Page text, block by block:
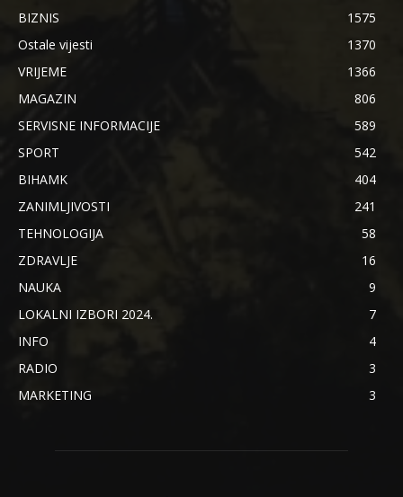
BIZNIS
1575
Ostale vijesti
1370
VRIJEME
1366
MAGAZIN
806
SERVISNE INFORMACIJE
589
SPORT
542
BIHAMK
404
ZANIMLJIVOSTI
241
TEHNOLOGIJA
58
ZDRAVLJE
16
NAUKA
9
LOKALNI IZBORI 2024.
7
INFO
4
RADIO
3
MARKETING
3